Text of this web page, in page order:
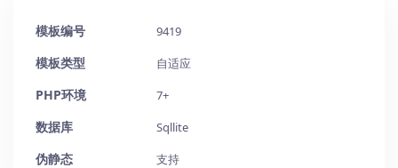
模板编号 9419
模板类型 自适应
PHP环境 7+
数据库 Sqllite
伪静态 支持